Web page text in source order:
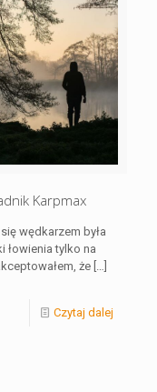
Karpmax
wędkarzem była
łowienia tylko na
że
Czytaj dalej